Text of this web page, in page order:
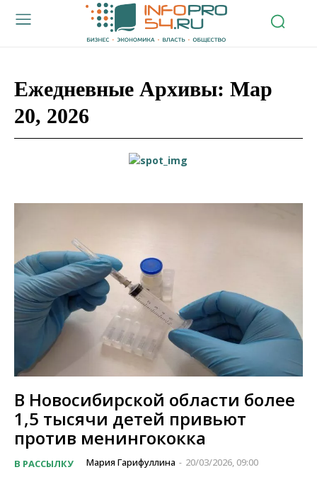
Ежедневные Архивы: Мар
20, 2026
В Новосибирской области более
1,5 тысячи детей привьют
против менингококка
В РАССЫЛКУ Мария Гарифуллина - 20/03/2026, 09:00